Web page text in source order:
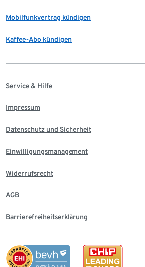
Mobilfunkvertrag kündigen
Kaffee-Abo kündigen
Service & Hilfe
Impressum
Datenschutz und Sicherheit
Einwilligungsmanagement
Widerrufsrecht
AGB
Barrierefreiheitserklärung